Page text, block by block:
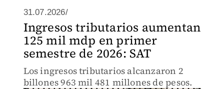
31.07.2026/
Ingresos tributarios aumentan
125 mil mdp en primer
semestre de 2026: SAT
Los ingresos tributarios alcanzaron 2
billones 963 mil 481 millones de pesos.